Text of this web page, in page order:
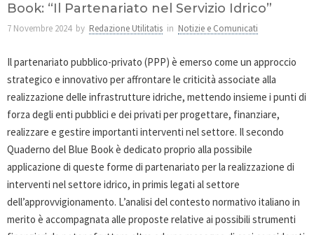
Book: “Il Partenariato nel Servizio Idrico”
7 Novembre 2024 by Redazione Utilitatis in Notizie e Comunicati
Il partenariato pubblico-privato (PPP) è emerso come un approccio
strategico e innovativo per affrontare le criticità associate alla
realizzazione delle infrastrutture idriche, mettendo insieme i punti di
forza degli enti pubblici e dei privati per progettare, finanziare,
realizzare e gestire importanti interventi nel settore. Il secondo
Quaderno del Blue Book è dedicato proprio alla possibile
applicazione di queste forme di partenariato per la realizzazione di
interventi nel settore idrico, in primis legati al settore
dell’approvvigionamento. L’analisi del contesto normativo italiano in
merito è accompagnata alle proposte relative ai possibili strumenti